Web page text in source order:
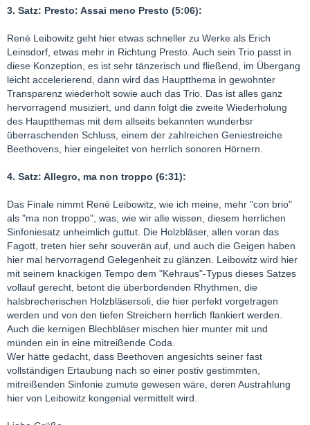
3. Satz: Presto: Assai meno Presto (5:06):
René Leibowitz geht hier etwas schneller zu Werke als Erich
Leinsdorf, etwas mehr in Richtung Presto. Auch sein Trio passt in
diese Konzeption, es ist sehr tänzerisch und fließend, im Übergang
leicht accelerierend, dann wird das Hauptthema in gewohnter
Transparenz wiederholt sowie auch das Trio. Das ist alles ganz
hervorragend musiziert, und dann folgt die zweite Wiederholung
des Hauptthemas mit dem allseits bekannten wunderbsr
überraschenden Schluss, einem der zahlreichen Geniestreiche
Beethovens, hier eingeleitet von herrlich sonoren Hörnern.
4. Satz: Allegro, ma non troppo (6:31):
Das Finale nimmt René Leibowitz, wie ich meine, mehr "con brio"
als "ma non troppo", was, wie wir alle wissen, diesem herrlichen
Sinfoniesatz unheimlich guttut. Die Holzbläser, allen voran das
Fagott, treten hier sehr souverän auf, und auch die Geigen haben
hier mal hervorragend Gelegenheit zu glänzen. Leibowitz wird hier
mit seinem knackigen Tempo dem "Kehraus"-Typus dieses Satzes
vollauf gerecht, betont die überbordenden Rhythmen, die
halsbrecherischen Holzbläsersoli, die hier perfekt vorgetragen
werden und von den tiefen Streichern herrlich flankiert werden.
Auch die kernigen Blechbläser mischen hier munter mit und
münden ein in eine mitreißende Coda.
Wer hätte gedacht, dass Beethoven angesichts seiner fast
vollständigen Ertaubung nach so einer postiv gestimmten,
mitreißenden Sinfonie zumute gewesen wäre, deren Austrahlung
hier von Leibowitz kongenial vermittelt wird.